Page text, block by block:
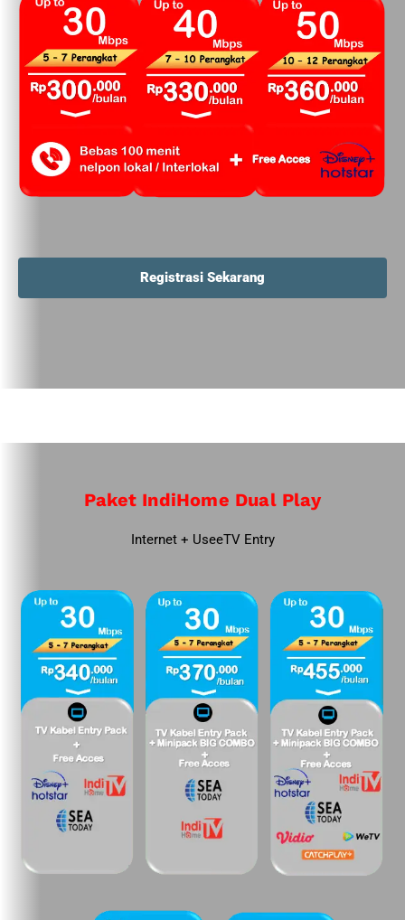
Registrasi Sekarang
Paket IndiHome Dual Play
Internet + UseeTV Entry